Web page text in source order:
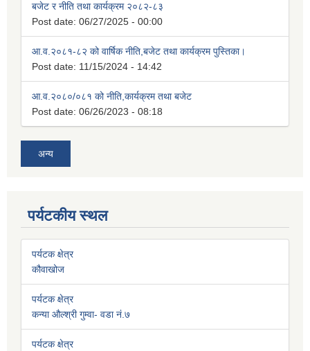
बजेट र नीति तथा कार्यक्रम २०८२-८३
Post date: 06/27/2025 - 00:00
आ.व.२०८१-८२ को वार्षिक नीति,बजेट तथा कार्यक्रम पुस्तिका।
Post date: 11/15/2024 - 14:42
आ.व.२०८०/०८१ को नीति,कार्यक्रम तथा बजेट
Post date: 06/26/2023 - 08:18
अन्य
पर्यटकीय स्थल
पर्यटक क्षेत्र
कौवाखोज
पर्यटक क्षेत्र
कन्या औल्श्री गुम्वा- वडा नं.७
पर्यटक क्षेत्र